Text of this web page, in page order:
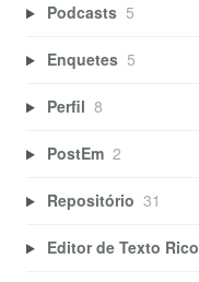
Podcasts 5
Enquetes 5
Perfil 8
PostEm 2
Repositório 31
Editor de Texto Rico